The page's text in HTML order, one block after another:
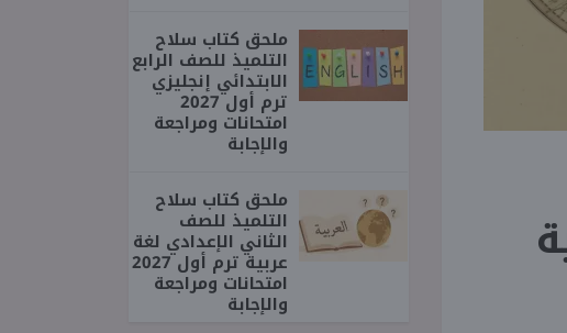
ملحق كتاب سلاح
التلميذ للصف الرابع
الابتدائي إنجليزي
ترم أول 2027
امتحانات ومراجعة
والإجابة
ملحق كتاب سلاح
التلميذ للصف
الثاني الإعدادي لغة
عربية ترم أول 2027
امتحانات ومراجعة
والإجابة